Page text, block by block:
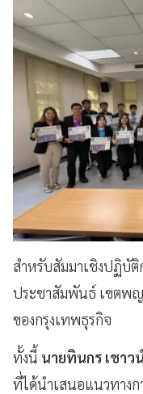
สำหรับสัมมาเชิงปฏิบั
ประชาสัมพันธ์ เขตพญ
ของกรุงเทพธุรกิจ
ทั้งนี้ นายทินกร เชาว
ที่ได้นำเสนอแนวทางก